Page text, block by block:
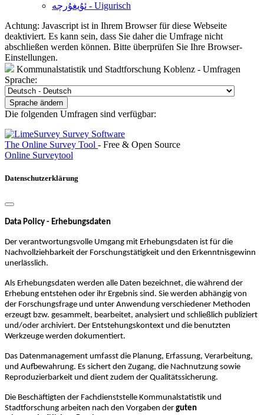
ئۇيغۇرچە - Uigurisch
Achtung: Javascript ist in Ihrem Browser für diese Webseite
deaktiviert. Es kann sein, dass Sie daher die Umfrage nicht
abschließen werden können. Bitte überprüfen Sie Ihre Browser-
Einstellungen.
Kommunalstatistik und Stadtforschung Koblenz - Umfragen
Sprache:
Sprache ändern
Die folgenden Umfragen sind verfügbar:
The Online Survey Tool - Free & Open Source
Online Surveytool
Datenschutzerklärung
Data Policy - Erhebungsdaten
Der verantwortungsvolle Umgang mit Erhebungsdaten ist für die
Nachvollziehbarkeit der Forschungstätigkeit und den Erkenntnisgewinn
unerlässlich.
Als Erhebungsdaten werden alle Daten bezeichnet, die während der
Erhebung entstehen oder ihr Ergebnis sind. Sie werden abhängig von
der Forschungsfrage und unter Anwendung verschiedener Methoden
erzeugt bzw. gesammelt, bearbeitet, analysiert und schließlich publiziert
und/oder archiviert. Der Entstehungskontext und die benutzten
Werkzeuge werden dokumentiert.
Das Datenmanagement umfasst die Planung, Erfassung, Verarbeitung,
und Aufbewahrung. Es sichert den Zugang, die Nachnutzung sowie
Reproduzierbarkeit und dient zudem der Qualitätssicherung.
Die Beschäftigten der Fachdienststelle Kommunalstatistik und
Stadtforschung arbeiten nach den Vorgaben der guten